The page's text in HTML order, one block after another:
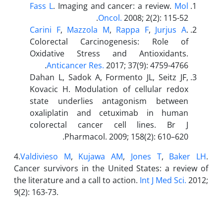
Fass L. Imaging and cancer: a review. Mol
Oncol. 2008; 2(2): 115-52.
Carini F, Mazzola M, Rappa F, Jurjus A.
Colorectal Carcinogenesis: Role of
Oxidative Stress and Antioxidants.
Anticancer Res. 2017; 37(9): 4759-4766.
Dahan L, Sadok A, Formento JL, Seitz JF,
Kovacic H. Modulation of cellular redox
state underlies antagonism between
oxaliplatin and cetuximab in human
colorectal cancer cell lines. Br J
Pharmacol. 2009; 158(2): 610–620.
4.Valdivieso M, Kujawa AM, Jones T, Baker LH.
Cancer survivors in the United States: a review of
the literature and a call to action. Int J Med Sci. 2012;
9(2): 163-73.